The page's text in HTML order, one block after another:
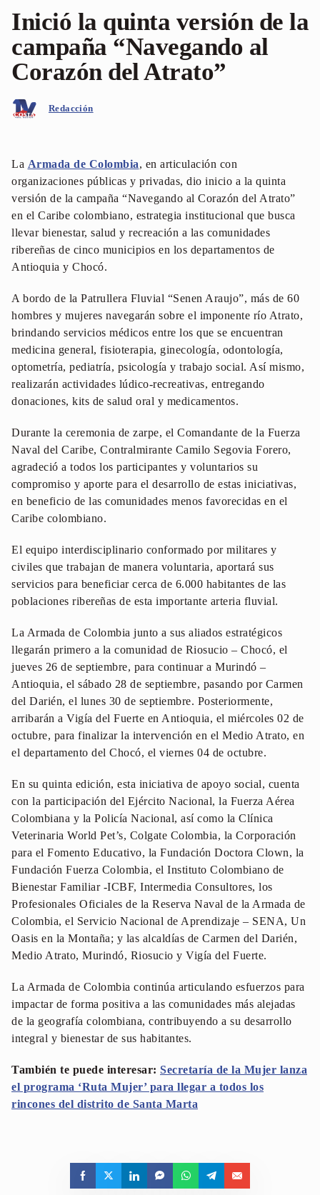
Inició la quinta versión de la
campaña “Navegando al
Corazón del Atrato”
Redacción
La Armada de Colombia, en articulación con
organizaciones públicas y privadas, dio inicio a la quinta
versión de la campaña “Navegando al Corazón del Atrato”
en el Caribe colombiano, estrategia institucional que busca
llevar bienestar, salud y recreación a las comunidades
ribereñas de cinco municipios en los departamentos de
Antioquia y Chocó.
A bordo de la Patrullera Fluvial “Senen Araujo”, más de 60
hombres y mujeres navegarán sobre el imponente río Atrato,
brindando servicios médicos entre los que se encuentran
medicina general, fisioterapia, ginecología, odontología,
optometría, pediatría, psicología y trabajo social. Así mismo,
realizarán actividades lúdico-recreativas, entregando
donaciones, kits de salud oral y medicamentos.
Durante la ceremonia de zarpe, el Comandante de la Fuerza
Naval del Caribe, Contralmirante Camilo Segovia Forero,
agradeció a todos los participantes y voluntarios su
compromiso y aporte para el desarrollo de estas iniciativas,
en beneficio de las comunidades menos favorecidas en el
Caribe colombiano.
El equipo interdisciplinario conformado por militares y
civiles que trabajan de manera voluntaria, aportará sus
servicios para beneficiar cerca de 6.000 habitantes de las
poblaciones ribereñas de esta importante arteria fluvial.
La Armada de Colombia junto a sus aliados estratégicos
llegarán primero a la comunidad de Riosucio – Chocó, el
jueves 26 de septiembre, para continuar a Murindó –
Antioquia, el sábado 28 de septiembre, pasando por Carmen
del Darién, el lunes 30 de septiembre. Posteriormente,
arribarán a Vigía del Fuerte en Antioquia, el miércoles 02 de
octubre, para finalizar la intervención en el Medio Atrato, en
el departamento del Chocó, el viernes 04 de octubre.
En su quinta edición, esta iniciativa de apoyo social, cuenta
con la participación del Ejército Nacional, la Fuerza Aérea
Colombiana y la Policía Nacional, así como la Clínica
Veterinaria World Pet’s, Colgate Colombia, la Corporación
para el Fomento Educativo, la Fundación Doctora Clown, la
Fundación Fuerza Colombia, el Instituto Colombiano de
Bienestar Familiar -ICBF, Intermedia Consultores, los
Profesionales Oficiales de la Reserva Naval de la Armada de
Colombia, el Servicio Nacional de Aprendizaje – SENA, Un
Oasis en la Montaña; y las alcaldías de Carmen del Darién,
Medio Atrato, Murindó, Riosucio y Vigía del Fuerte.
La Armada de Colombia continúa articulando esfuerzos para
impactar de forma positiva a las comunidades más alejadas
de la geografía colombiana, contribuyendo a su desarrollo
integral y bienestar de sus habitantes.
También te puede interesar: Secretaría de la Mujer lanza
el programa ‘Ruta Mujer’ para llegar a todos los
rincones del distrito de Santa Marta